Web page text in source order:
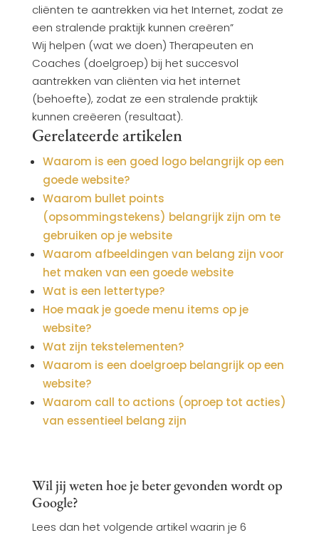
cliënten te aantrekken via het Internet, zodat ze
een stralende praktijk kunnen creëren”
Wij helpen (wat we doen) Therapeuten en
Coaches (doelgroep) bij het succesvol
aantrekken van cliënten via het internet
(behoefte), zodat ze een stralende praktijk
kunnen creëeren (resultaat).
Gerelateerde artikelen
Waarom is een goed logo belangrijk op een
goede website?
Waarom bullet points
(opsommingstekens) belangrijk zijn om te
gebruiken op je website
Waarom afbeeldingen van belang zijn voor
het maken van een goede website
Wat is een lettertype?
Hoe maak je goede menu items op je
website?
Wat zijn tekstelementen?
Waarom is een doelgroep belangrijk op een
website?
Waarom call to actions (oproep tot acties)
van essentieel belang zijn
Wil jij weten hoe je beter gevonden wordt op
Google?
Lees dan het volgende artikel waarin je 6